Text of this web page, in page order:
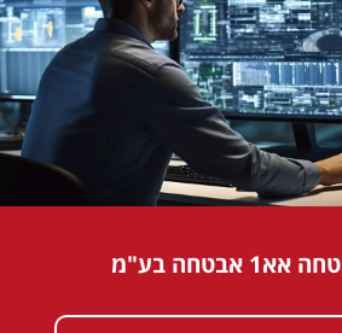
אבטחה בע"מ